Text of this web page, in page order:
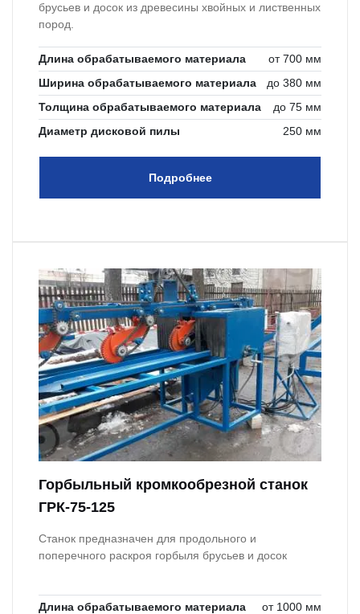
брусьев и досок из древесины хвойных и лиственных
пород.
Длина обрабатываемого материала
от 700 мм
Ширина обрабатываемого материала
до 380 мм
Толщина обрабатываемого материала
до 75 мм
Диаметр дисковой пилы
250 мм
Подробнее
Горбыльный кромкообрезной станок
ГРК-75-125
Станок предназначен для продольного и
поперечного раскроя горбыля брусьев и досок
Длина обрабатываемого материала
от 1000 мм